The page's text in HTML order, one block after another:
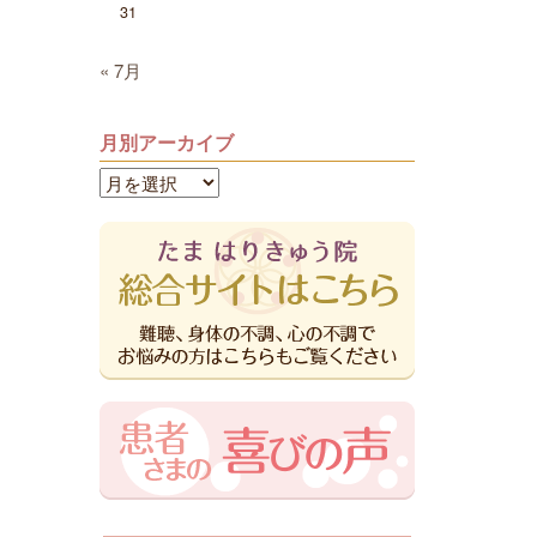
31
« 7月
月別アーカイブ
月
別
ア